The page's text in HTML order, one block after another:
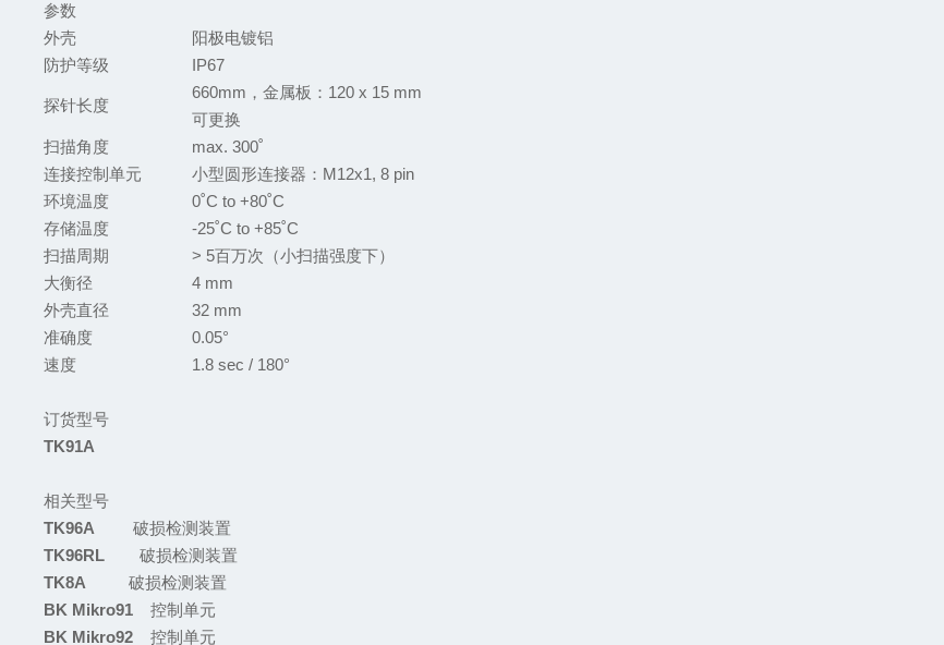
参数
外壳
阳极电镀铝
防护等级
IP67
探针长度
660mm，金属板 ：120 x 15 mm
可更换
扫描角度
max. 300˚
连接控制单元
小型圆形连接器 ：M12x1, 8 pin
环境温度
0˚C to +80˚C
存储温度
-25˚C to +85˚C
扫描周期
> 5百万次 （小扫描强度下）
大衡径
4 mm
外壳直径
32 mm
准确度
0.05°
速度
1.8 sec / 180°
订货型号
TK91A
相关型号
TK96A破损检测装置
TK96RL破损检测装置
TK8A
破损检测装置
BK Mikro91
控制单元
BK Mikro92
控制单元